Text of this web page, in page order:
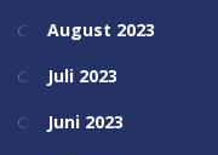
August 2023
Juli 2023
Juni 2023